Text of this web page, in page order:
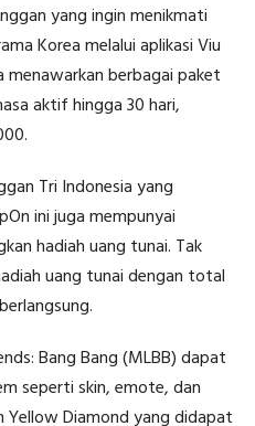
yang ingin menikmati
Korea melalui aplikasi Viu
menawarkan berbagai paket
aktif hingga 30 hari,
Tri Indonesia yang
ini juga mempunyai
hadiah uang tunai. Tak
uang tunai dengan total
Bang Bang (MLBB) dapat
seperti skin, emote, dan
Yellow Diamond yang didapat